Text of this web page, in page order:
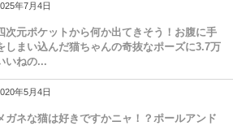
年7月4日
次元ポケットから何か出てきそう！お腹に手
しまい込んだ猫ちゃんの奇抜なポーズに3.7万
いねの...
年5月4日
ガネな猫は好きですかニャ！？ポールアンド